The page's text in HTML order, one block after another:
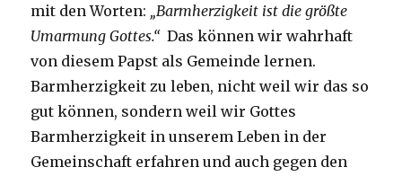
mit den Worten: „Barmherzigkeit ist die größte
Umarmung Gottes.“Das können wir wahrhaft
von diesem Papst als Gemeinde lernen.
Barmherzigkeit zu leben, nicht weil wir das so
gut können, sondern weil wir Gottes
Barmherzigkeit in unserem Leben in der
Gemeinschaft erfahren und auch gegen den